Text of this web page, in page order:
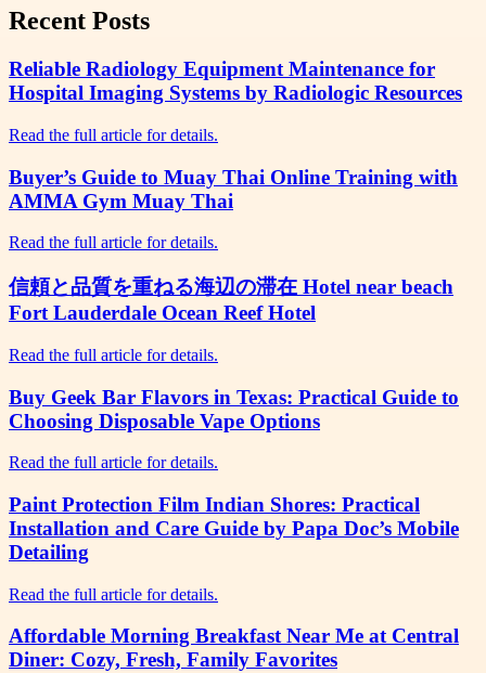
Recent Posts
Reliable Radiology Equipment Maintenance for
Hospital Imaging Systems by Radiologic Resources
Read the full article for details.
Buyer’s Guide to Muay Thai Online Training with
AMMA Gym Muay Thai
Read the full article for details.
信頼と品質を重ねる海辺の滞在 Hotel near beach
Fort Lauderdale Ocean Reef Hotel
Read the full article for details.
Buy Geek Bar Flavors in Texas: Practical Guide to
Choosing Disposable Vape Options
Read the full article for details.
Paint Protection Film Indian Shores: Practical
Installation and Care Guide by Papa Doc’s Mobile
Detailing
Read the full article for details.
Affordable Morning Breakfast Near Me at Central
Diner: Cozy, Fresh, Family Favorites